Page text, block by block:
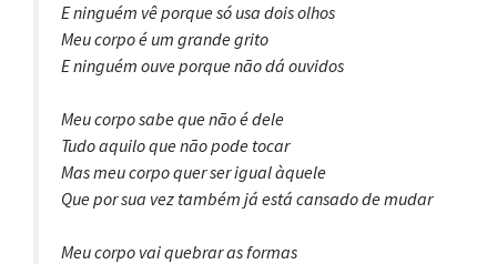
E ninguém vê porque só usa dois olhos
Meu corpo é um grande grito
E ninguém ouve porque não dá ouvidos
Meu corpo sabe que não é dele
Tudo aquilo que não pode tocar
Mas meu corpo quer ser igual àquele
Que por sua vez também já está cansado de mudar
Meu corpo vai quebrar as formas